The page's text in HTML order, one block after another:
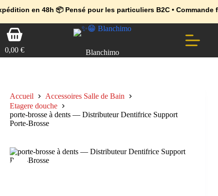
📦 Pensé pour les particuliers B2C • Commande facile et
🔥 Déjà adopté par les pros 👉 Passez en Espace Pro B2B 📦
💼 Offres réservées aux professionnels 🚀 Rejoignez l’Espace Pro
PasserPanier
d’achat
0,00 € Blanchimo
Accueil
Accessoires Salle de Bain
Etagere douche
porte-brosse à dents — Distributeur Dentifrice Support
Porte-Brosse